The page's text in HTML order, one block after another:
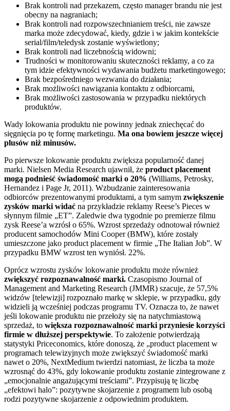
Brak kontroli nad przekazem, często manager brandu nie jest
obecny na nagraniach;
Brak kontroli nad rozpowszechnianiem treści, nie zawsze
marka może zdecydować, kiedy, gdzie i w jakim kontekście
serial/film/teledysk zostanie wyświetlony;
Brak kontroli nad liczebnością widowni;
Trudności w monitorowaniu skuteczności reklamy, a co za
tym idzie efektywności wydawania budżetu marketingowego;
Brak bezpośredniego wezwania do działania;
Brak możliwości nawiązania kontaktu z odbiorcami,
Brak możliwości zastosowania w przypadku niektórych
produktów.
Wady lokowania produktu nie powinny jednak zniechęcać do
sięgnięcia po tę formę marketingu. Ma ona bowiem jeszcze więcej
plusów niż minusów.
Po pierwsze lokowanie produktu zwiększa popularność danej
marki. Nielsen Media Research ujawnił, że product placement
mogą podnieść świadomość marki o 20% (Williams, Petrosky,
Hernandez i Page Jr, 2011). Wzbudzanie zainteresowania
odbiorców prezentowanymi produktami, a tym samym zwiększenie
zysków marki widać na przykładzie reklamy Reese’s Pieces w
słynnym filmie „ET”. Zaledwie dwa tygodnie po premierze filmu
zysk Reese’a wzrósł o 65%. Wzrost sprzedaży odnotował również
producent samochodów Mini Cooper (BMW), które zostały
umieszczone jako product placement w firmie „The Italian Job”. W
przypadku BMW wzrost ten wyniósł. 22%.
Oprócz wzrostu zysków lokowanie produktu może również
zwiększyć rozpoznawalność marki. Czasopismo Journal of
Management and Marketing Research (JMMR) szacuje, że 57,5%
widzów [telewizji] rozpoznało markę w sklepie, w przypadku, gdy
widzieli ją wcześniej podczas programu TV. Oznacza to, że nawet
jeśli lokowanie produktu nie przełoży się na natychmiastową
sprzedaż, to większa rozpoznawalność marki przyniesie korzyści
firmie w dłuższej perspektywie. To założenie potwierdzają
statystyki Priceconomics, które donoszą, że „product placement w
programach telewizyjnych może zwiększyć świadomość marki
nawet o 20%, NextMedium twierdzi natomiast, że liczba ta może
wzrosnąć do 43%, gdy lokowanie produktu zostanie zintegrowane z
„emocjonalnie angażującymi treściami”. Przypisują tę liczbę
„efektowi halo”: pozytywne skojarzenie z programem lub osobą
rodzi pozytywne skojarzenie z odpowiednim produktem.